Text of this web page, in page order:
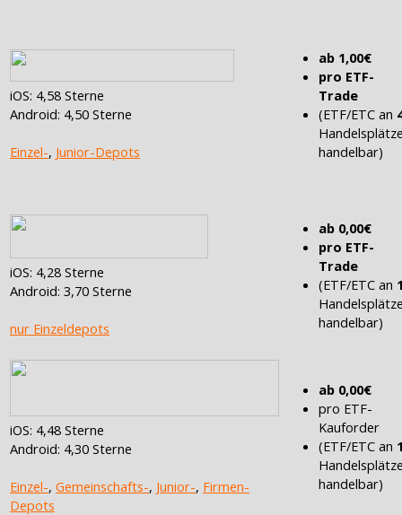
iOS: 4,58 Sterne
Android: 4,50 Sterne
Einzel-, Junior-Depots
ab 1,00€
pro ETF-
Trade
(ETF/ETC an
handelbar)
iOS: 4,28 Sterne
Android: 3,70 Sterne
nur Einzeldepots
ab 0,00€
pro ETF-
Trade
(ETF/ETC an
handelbar)
iOS: 4,48 Sterne
Android: 4,30 Sterne
Einzel-, Gemeinschafts-, Junior-, Firmen-
Depots
ab 0,00€
pro ETF-
Kauforder
(ETF/ETC an
handelbar)